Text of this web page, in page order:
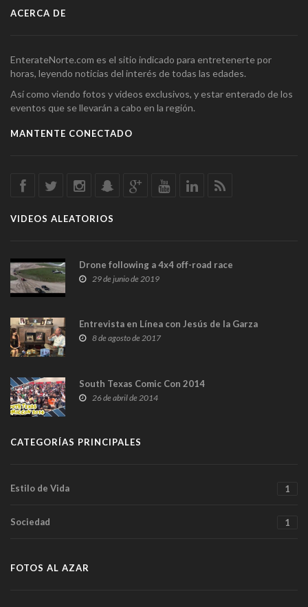
ACERCA DE
EnterateNorte.com es el sitio indicado para entretenerte por
horas, leyendo noticias del interés de todas las edades.
Así como viendo fotos y videos exclusivos, y estar enterado de los
eventos que se llevarán a cabo en la región.
MANTENTE CONECTADO
VIDEOS ALEATORIOS
Drone following a 4x4 off-road race
29 de junio de 2019
Entrevista en Línea con Jesús de la Garza
8 de agosto de 2017
South Texas Comic Con 2014
26 de abril de 2014
CATEGORÍAS PRINCIPALES
Estilo de Vida 1
Sociedad 1
FOTOS AL AZAR